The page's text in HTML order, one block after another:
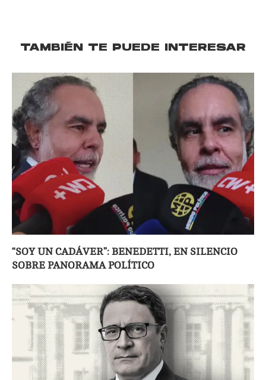
TAMBIÉN TE PUEDE INTERESAR
“SOY UN CADÁVER”: BENEDETTI, EN SILENCIO
SOBRE PANORAMA POLÍTICO